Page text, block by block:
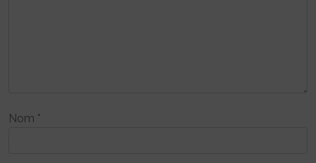
Nom *